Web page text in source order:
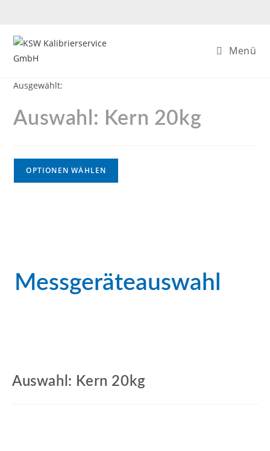
Menü
Ausgewählt:
Auswahl: Kern 20kg
OPTIONEN WÄHLEN
Messgeräteauswahl
Auswahl: Kern 20kg